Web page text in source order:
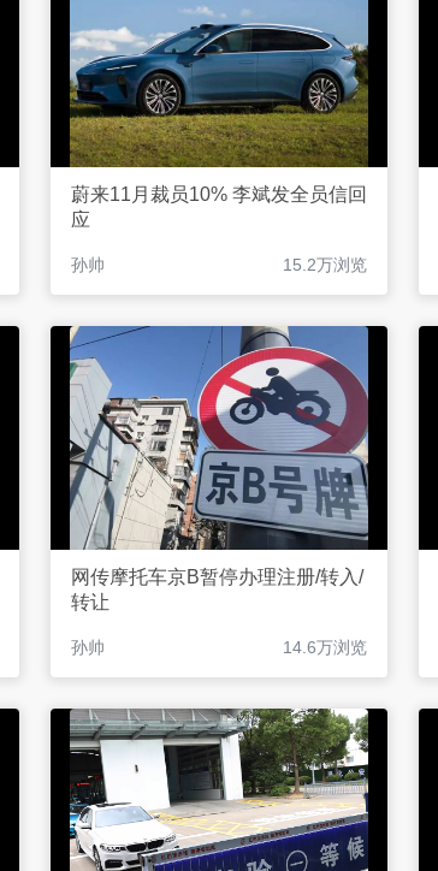
蔚来11月裁员10% 李斌发全员信回
应
孙帅 15.2万浏览
网传摩托车京B暂停办理注册/转入/
转让
孙帅 14.6万浏览